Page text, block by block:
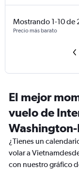
Mostrando 1-10 de
Precio más barato
El mejor
vuelo de
¿Tienes un
volar a
con nuestro gráfico